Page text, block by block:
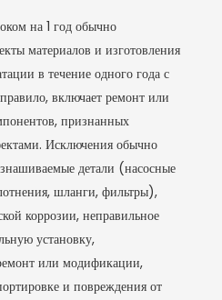
на 1 год обычно
материалов и изготовления
в течение одного года с
включает ремонт или
признанных
Исключения обычно
детали (насосные
шланги, фильтры),
коррозии, неправильное
установку,
или модификации,
и повреждения от